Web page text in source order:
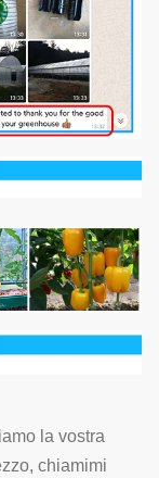
la vostra
chiamimi